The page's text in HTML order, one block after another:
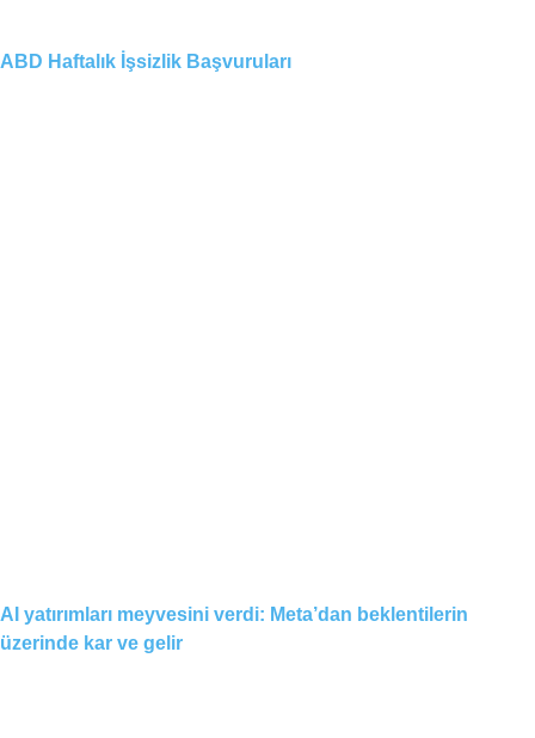
ABD Haftalık İşsizlik Başvuruları
AI yatırımları meyvesini verdi: Meta’dan beklentilerin
üzerinde kar ve gelir